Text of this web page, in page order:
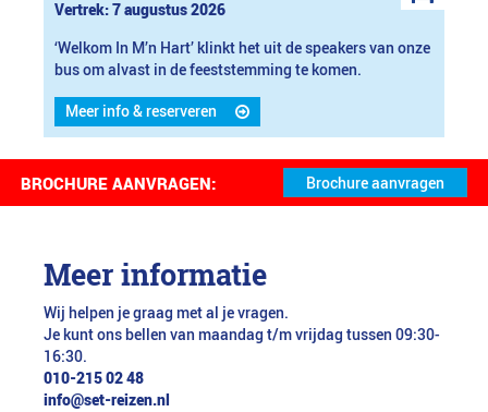
Vertrek: 7 augustus 2026
‘Welkom In M’n Hart’ klinkt het uit de speakers van onze
bus om alvast in de feeststemming te komen.
Meer info & reserveren
BROCHURE AANVRAGEN:
Meer informatie
Wij helpen je graag met al je vragen.
Je kunt ons bellen van maandag t/m vrijdag tussen 09:30-
16:30.
010-215 02 48
info@set-reizen.nl